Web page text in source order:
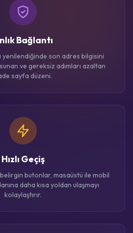
Bağlantı
yenilendiğinde son adres bilgisini
ve gereksiz adımları azaltan
sayfa düzeni.
Hızlı Geçiş
butonlar, masaüstü ile mobil
daha kısa yoldan ulaşmayı
kolaylaştırır.